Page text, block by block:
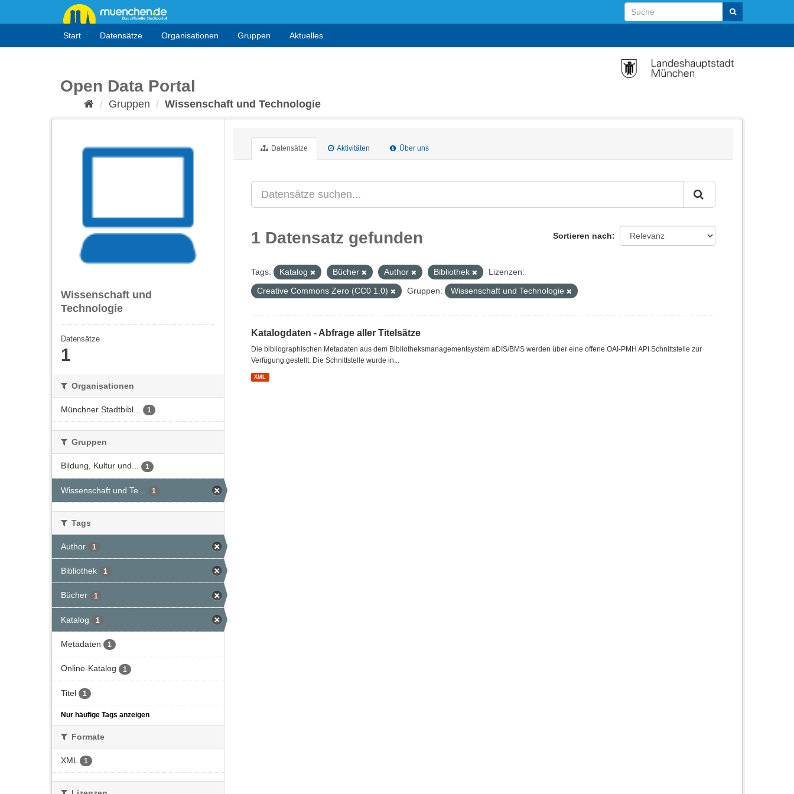
Start Datensätze Organisationen Gruppen Aktuelles
Open Data Portal
Gruppen Wissenschaft und Technologie
Wissenschaft und
Technologie
Datensätze
1
Organisationen
Münchner Stadtbibl... 1
Gruppen
Bildung, Kultur und... 1
Wissenschaft und Te... 1
Tags
Author 1
Bibliothek 1
Bücher 1
Katalog 1
Metadaten 1
Online-Katalog 1
Titel 1
Nur häufige Tags anzeigen
Formate
XML 1
Datensätze Aktivitäten Über uns
Sortieren nach
1 Datensatz gefunden
Tags: Katalog Bücher Author Bibliothek
Lizenzen:
Creative Commons Zero (CC0 1.0)
Gruppen: Wissenschaft und Technologie
Katalogdaten - Abfrage aller Titelsätze
Die bibliographischen Metadaten aus dem Bibliotheksmanagementsystem aDIS/BMS werden über eine offene OAI-PMH API Schnittstelle zur
Verfügung gestellt. Die Schnittstelle wurde in...
XML